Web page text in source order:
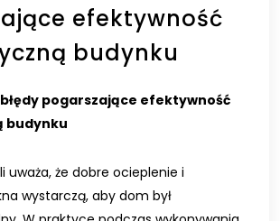
efektywność
budynku
pogarszające efektywność
budynku
uważa, że dobre ocieplenie i
wystarczą, aby dom był